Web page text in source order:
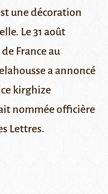
une décoration
Le 31 août
France au
a annoncé
kirghize
nommée officière
Lettres.